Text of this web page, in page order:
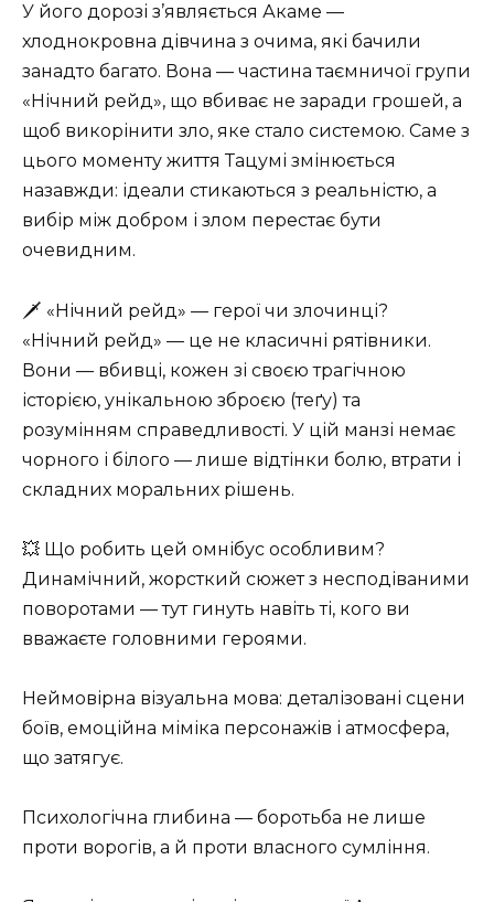
У його дорозі з’являється Акаме —
хлоднокровна дівчина з очима, які бачили
занадто багато. Вона — частина таємничої групи
«Нічний рейд», що вбиває не заради грошей, а
щоб викорінити зло, яке стало системою. Саме з
цього моменту життя Тацумі змінюється
назавжди: ідеали стикаються з реальністю, а
вибір між добром і злом перестає бути
очевидним.
🗡️ «Нічний рейд» — герої чи злочинці?
«Нічний рейд» — це не класичні рятівники.
Вони — вбивці, кожен зі своєю трагічною
історією, унікальною зброєю (теґу) та
розумінням справедливості. У цій манзі немає
чорного і білого — лише відтінки болю, втрати і
складних моральних рішень.
💥 Що робить цей омнібус особливим?
Динамічний, жорсткий сюжет з несподіваними
поворотами — тут гинуть навіть ті, кого ви
вважаєте головними героями.
Неймовірна візуальна мова: деталізовані сцени
боїв, емоційна міміка персонажів і атмосфера,
що затягує.
Психологічна глибина — боротьба не лише
проти ворогів, а й проти власного сумління.